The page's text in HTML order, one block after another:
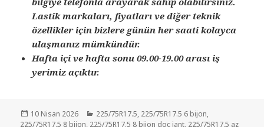
Lastik markaları, fiyatları ve diğer teknik
özellikler için bizlere günün her saati kolayca
ulaşmanız mümkündür.
Hafta içi ve hafta sonu 09.00-19.00 arası iş
yerimiz açıktır.
Yayın
tarihi
10 Nisan 2026 Kategoriler
225/75R17.5, 225/75R17.5 6 bijon,
225/75R17.5 8 bijon, 225/75R17.5 8 bijon doç jant, 225/75R17.5 az